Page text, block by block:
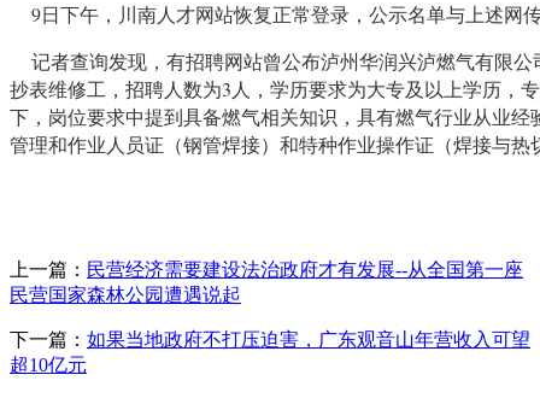
9日下午，川南人才网站恢复正常登录，公示名单与上述网
记者查询发现，有招聘网站曾公布泸州华润兴泸燃气有限公
抄表维修工，招聘人数为3人，学历要求为大专及以上学历，
下，岗位要求中提到具备燃气相关知识，具有燃气行业从业
管理和作业人员证（钢管焊接）和特种作业操作证（焊接与热
上一篇： 民营经济需要建设法治政府才有发展--从全国第一座
民营国家森林公园遭遇说起
下一篇： 如果当地政府不打压迫害，广东观音山年营收入可望
超10亿元